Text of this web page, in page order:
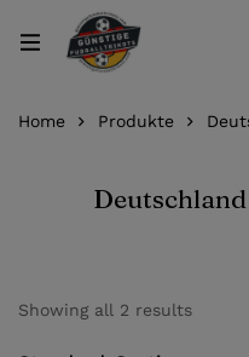
Home Produkte
Showing all 2 results